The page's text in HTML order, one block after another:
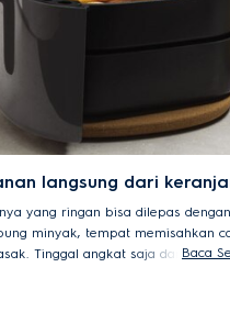
langsung dari
yang ringan bisa dilepas
minyak, tempat memisahkan
Tinggal angkat saja danBaca